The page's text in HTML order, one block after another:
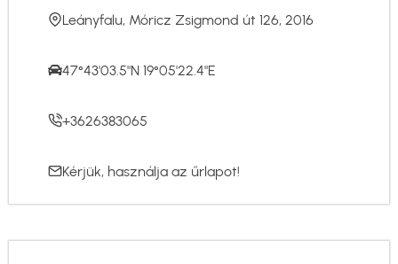
Leányfalu, Móricz Zsigmond út 126, 2016
47°43'03.5"N 19°05'22.4"E
+3626383065
Kérjük, használja az űrlapot!